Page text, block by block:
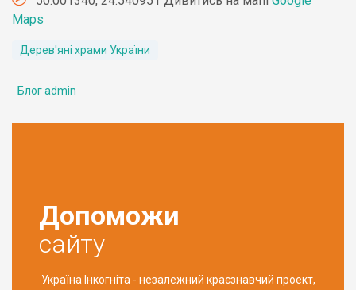
Maps
Дерев'яні храми України
Блог admin
Допоможи
сайту
Україна Інкогніта - незалежний краєзнавчий проект,